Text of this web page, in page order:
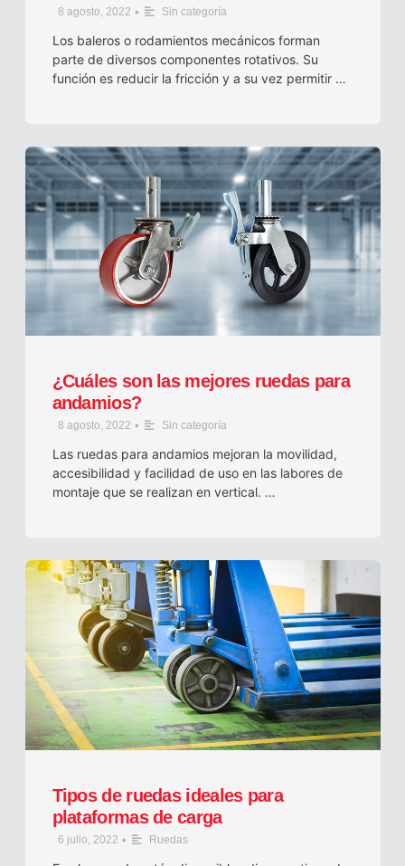
8 agosto, 2022 • Sin categoría
Los baleros o rodamientos mecánicos forman
parte de diversos componentes rotativos. Su
función es reducir la fricción y a su vez permitir …
¿Cuáles son las mejores ruedas para
andamios?
8 agosto, 2022 • Sin categoría
Las ruedas para andamios mejoran la movilidad,
accesibilidad y facilidad de uso en las labores de
montaje que se realizan en vertical. …
Tipos de ruedas ideales para
plataformas de carga
6 julio, 2022 • Ruedas